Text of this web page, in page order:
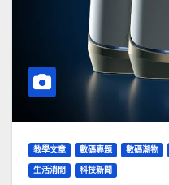
教學文章 數碼專題 數碼潮物
生活消閒 科技新聞